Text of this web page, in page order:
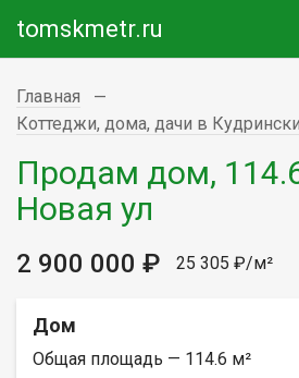
tomskmetr.ru
Главная
Коттеджи, дома, дачи в
Продам дом,
Новая ул
2 900 000 ₽ 25 305 ₽/м²
Дом
Общая площадь — 114.6 м²